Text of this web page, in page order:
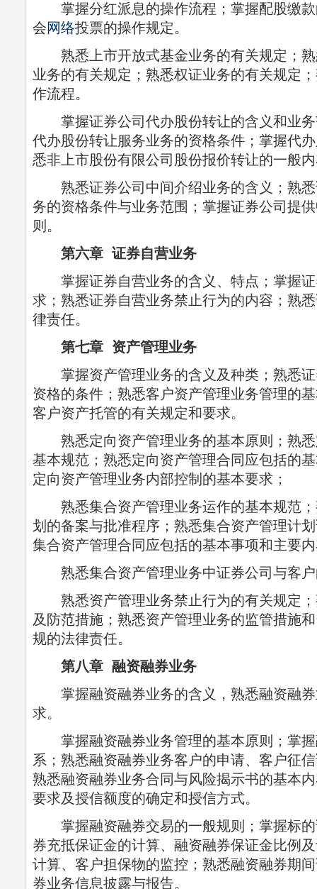
掌握分红派息的操作流程；掌握配股缴款
会网络投票的操作规定。
熟悉上市开放式基金业务的有关规定；熟
业务的有关规定；熟悉权证业务的有关规定
作流程。
掌握证券公司代办股份转让的含义和业务
代办股份转让服务业务的资格条件；掌握代
悉非上市股份有限公司股份报价转让的一般
熟悉证券公司中间介绍业务的含义；熟悉
务的资格条件与业务范围；掌握证券公司提
则。
第六章 证券自营业务
掌握证券自营业务的含义、特点；掌握证
求；熟悉证券自营业务禁止行为的内容；熟
律责任。
第七章 资产管理业务
掌握资产管理业务的含义及种类；熟悉证
资格的条件；熟悉客户资产管理业务管理的
客户资产托管的有关规定和要求。
熟悉定向资产管理业务的基本原则；熟悉
基本规范；熟悉定向资产管理合同应包括的
定向资产管理业务内部控制的基本要求；
熟悉集合资产管理业务运作的基本规范；
划的备案与批准程序；熟悉集合资产管理计
集合资产管理合同应包括的基本事项和主要
熟悉集合资产管理业务中证券公司与客户
熟悉资产管理业务禁止行为的有关规定；
及防范措施；熟悉资产管理业务的监管措施
规的法律责任。
第八章 融资融券业务
掌握融资融券业务的含义，熟悉融资融券
求。
掌握融资融券业务管理的基本原则；掌握
系；熟悉融资融券业务客户的申请、客户征
熟悉融资融券业务合同与风险揭示书的基本
要求及授信额度的确定和授信方式。
掌握融资融券交易的一般规则；掌握标的
券充抵保证金的计算、融资融券保证金比例
计算、客户担保物的监控；熟悉融资融券期
券业务信息披露与报告。